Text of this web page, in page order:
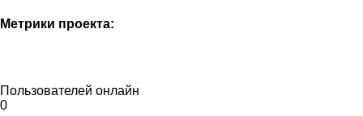
Метрики проекта:
Пользователей онлайн
0